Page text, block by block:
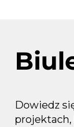
Dowiedz